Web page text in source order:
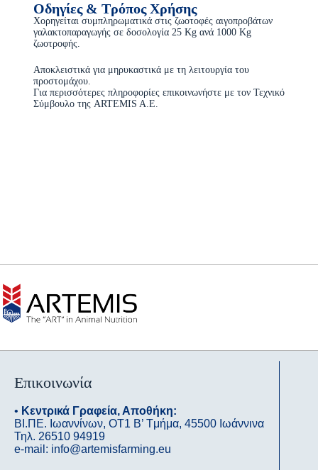
Οδηγίες & Τρόπος Χρήσης
Χορηγείται συμπληρωματικά στις ζωοτοφές αιγοπροβάτων
γαλακτοπαραγωγής σε δοσολογία 25 Κg ανά 1000 Kg
ζωοτροφής.
Αποκλειστικά για μηρυκαστικά με τη λειτουργία του
προστομάχου.
Για περισσότερες πληροφορίες επικοινωνήστε με τον Τεχνικό
Σύμβουλο της ARTEMIS A.E.
Επικοινωνία
• Κεντρικά Γραφεία, Αποθήκη:
ΒΙ.ΠΕ. Ιωαννίνων, OΤ1 B’ Tμήμα, 45500 Ιωάννινα
Τηλ. 26510 94919
e-mail: info@artemisfarming.eu